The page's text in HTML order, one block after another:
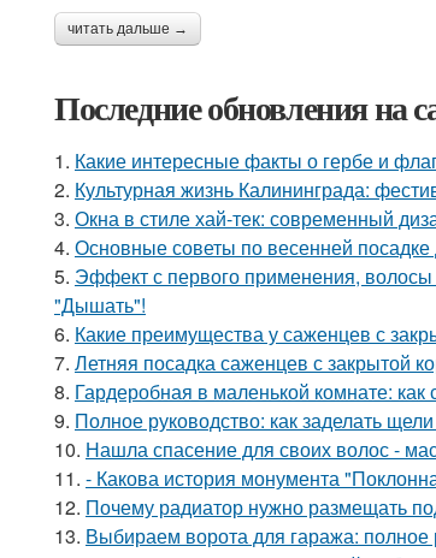
читать дальше →
Последние обновления на
1. Какие интересные факты о гербе и
2. Культурная жизнь Калининграда:
3. Окна в стиле хай-тек: современный
4. Основные советы по весенней
5. Эффект с первого применения,
"Дышать"!
6. Какие преимущества у саженцев с
7. Летняя посадка саженцев с закрытой
8. Гардеробная в маленькой комнате:
9. Полное руководство: как заделать
10. Нашла спасение для своих волос -
11. - Какова история монумента
12. Почему радиатор нужно размещать
13. Выбираем ворота для гаража: